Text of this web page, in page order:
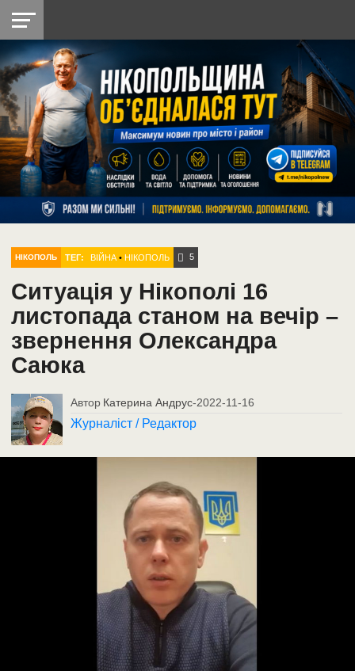
НІКОПОЛЬ
РАЙОН
СІЧЕСЛАВСЬКА
УКРАЇНА
РЕТРО
НІКОПОЛЬ
ЛАЙТ
УКРАЇНА
ДОПОМОГА
РАДІО
НІКОПОЛЬ ТЕГ: ВІЙНА •НІКОПОЛЬ 5
Ситуація у Нікополі 16
листопада станом на вечір –
звернення Олександра
Саюка
Автор Катерина Андрус-2022-11-16
Журналіст / Редактор